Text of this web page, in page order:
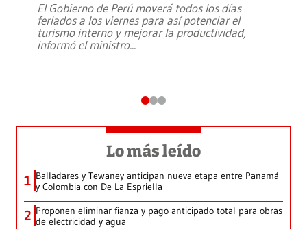
El Gobierno de Perú moverá todos los días
feriados a los viernes para así potenciar el
turismo interno y mejorar la productividad,
informó el ministro...
Lo más leído
1 Balladares y Tewaney anticipan nueva etapa entre Panamá
y Colombia con De La Espriella
2 Proponen eliminar fianza y pago anticipado total para obras
de electricidad y agua